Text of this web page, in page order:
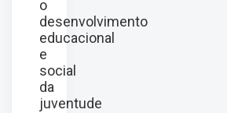
o
desenvolvimento
educacional
e
social
da
juventude